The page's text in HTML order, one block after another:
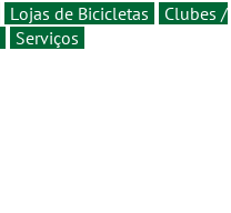
Lojas de Bicicletas
Clubes /
Serviços